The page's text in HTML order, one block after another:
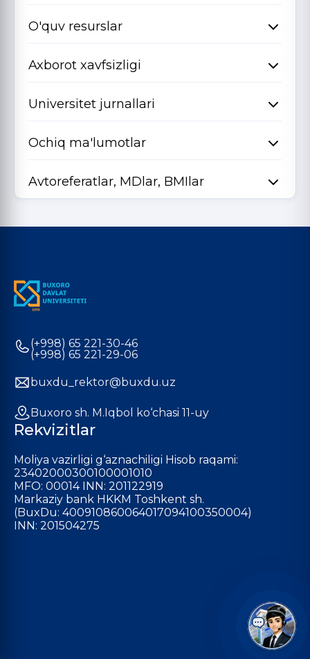
O'quv resurslar
Axborot xavfsizligi
Universitet jurnallari
Ochiq ma'lumotlar
Avtoreferatlar, MDlar, BMIlar
(+998) 65 221-30-46
(+998) 65 221-29-06
buxdu_rektor@buxdu.uz
Buxoro sh. M.Iqbol ko‘chasi 11-uy
Rekvizitlar
Moliya vazirligi g‘aznachiligi Hisob raqami:
23402000300100001010
MFO: 00014 INN: 201122919
Markaziy bank HKKM Toshkent sh.
(BuxDu: 400910860064017094100350004)
INN: 201504275